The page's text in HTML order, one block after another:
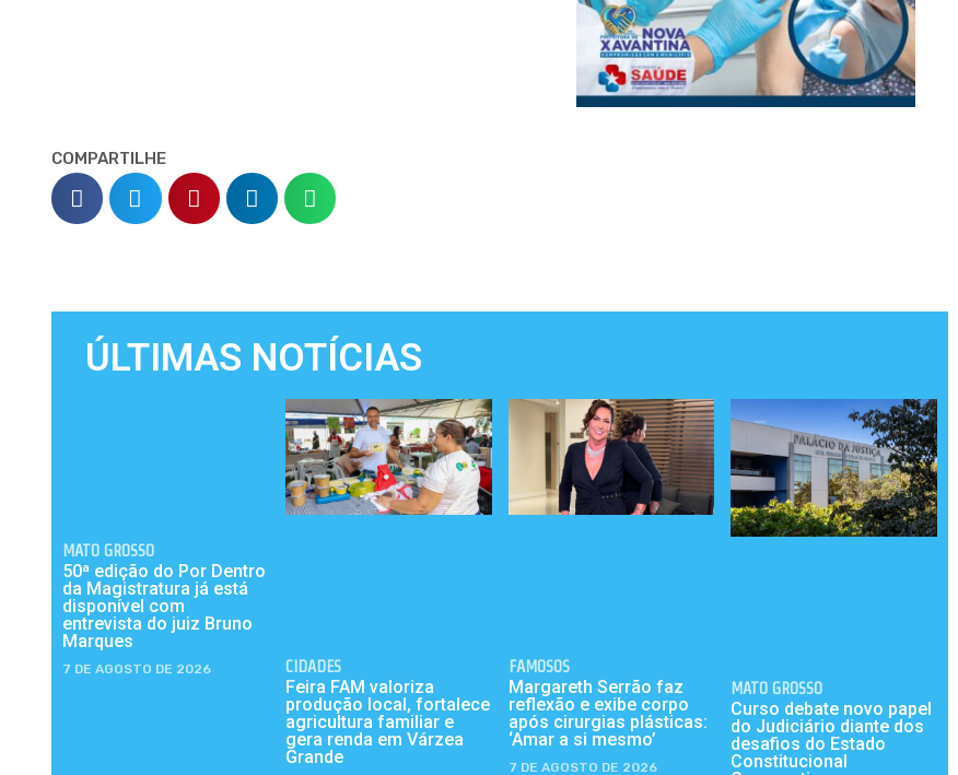
COMPARTILHE
ÚLTIMAS NOTÍCIAS
MATO GROSSO
50ª edição do Por Dentro
da Magistratura já está
disponível com
entrevista do juiz Bruno
Marques
7 DE AGOSTO DE 2026 CIDADES
Feira FAM valoriza
produção local, fortalece
agricultura familiar e
gera renda em Várzea
Grande
FAMOSOS
Margareth Serrão faz
reflexão e exibe corpo
após cirurgias plásticas:
‘Amar a si mesmo’
7 DE AGOSTO DE 2026
MATO GROSSO
Curso debate novo papel
do Judiciário diante dos
desafios do Estado
Constitucional